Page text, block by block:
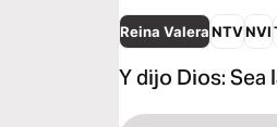
Reina Valera NTVNVI
Y dijo Dios: Sea